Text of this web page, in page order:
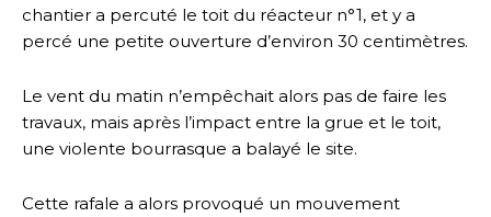
chantier a percuté le toit du réacteur n°1, et y a
percé une petite ouverture d’environ 30 centimètres.
Le vent du matin n’empêchait alors pas de faire les
travaux, mais après l’impact entre la grue et le toit,
une violente bourrasque a balayé le site.
Cette rafale a alors provoqué un mouvement